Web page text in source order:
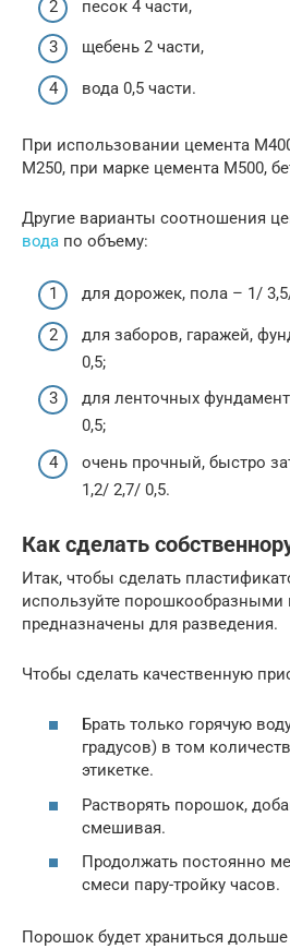
песок 4 части,
щебень 2 части,
вода 0,5 части.
При использовании цемента
М250, при марке цемента М500,
Другие варианты соотношения
вода по объему:
для дорожек, пола – 1/
для заборов, гаражей,
0,5;
для ленточных
0,5;
очень прочный, быстро
1,2/ 2,7/ 0,5.
Как сделать
Итак, чтобы сделать
используйте порошкообразными
предназначены для разведения.
Чтобы сделать качественную
Брать только горячую
градусов) в том
этикетке.
Растворять порошок,
смешивая.
Продолжать постоянно
смеси пару-тройку часов.
Порошок будет храниться